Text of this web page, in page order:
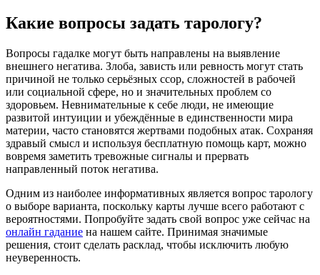
Какие вопросы задать тарологу?
Вопросы гадалке могут быть направлены на выявление
внешнего негатива. Злоба, зависть или ревность могут стать
причиной не только серьёзных ссор, сложностей в рабочей
или социальной сфере, но и значительных проблем со
здоровьем. Невнимательные к себе люди, не имеющие
развитой интуиции и убеждённые в единственности мира
материи, часто становятся жертвами подобных атак. Сохраняя
здравый смысл и используя бесплатную помощь карт, можно
вовремя заметить тревожные сигналы и прервать
направленный поток негатива.
Одним из наиболее информативных является вопрос тарологу
о выборе варианта, поскольку карты лучше всего работают с
вероятностями. Попробуйте задать свой вопрос уже сейчас на
онлайн гадание на нашем сайте. Принимая значимые
решения, стоит сделать расклад, чтобы исключить любую
неуверенность.